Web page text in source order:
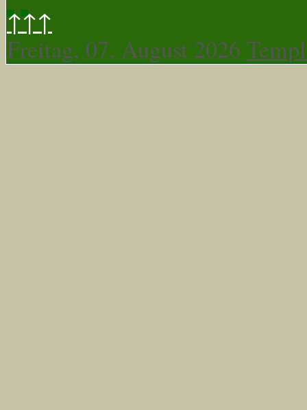
↑↑↑
Freitag, 07. August 2026